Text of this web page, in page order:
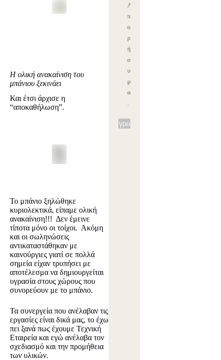
Η ολική ανακαίνιση του
μπάνιου ξεκινάει
Και έτσι άρχισε η
“αποκαθήλωση”.
Το μπάνιο ξηλώθηκε
κυριολεκτικά, είπαμε ολική
ανακαίνιση!!! Δεν έμεινε
τίποτα μόνο οι τοίχοι. Ακόμη
και οι σωληνώσεις
αντικαταστάθηκαν με
καινούργιες γιατί σε πολλά
σημεία είχαν τρυπήσει με
αποτέλεσμα να δημιουργείται
υγρασία στους χώρους που
συνορεύουν με το μπάνιο.
Τα συνεργεία που ανέλαβαν τις
εργασίες είναι δικά μας, το έχω
πει ξανά πως έχουμε Τεχνική
Εταιρεία και εγώ ανέλαβα τον
σχεδιασμό και την προμήθεια
των υλικών.
Εγγραφή
Α
π
ο
ρρ
ήτ
ο
υ
μ
ας
.